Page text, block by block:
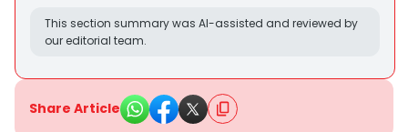
This section summary was AI-assisted and reviewed by
our editorial team.
Share Article